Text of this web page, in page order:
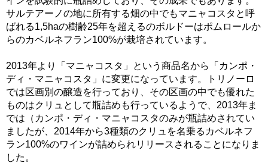
サルテアーノの地に所有する畑の中でもマニャコスタと呼
ばれる1,5haの樹齢25年を超えるのボルドーはポムロールか
らのカベルネフラン100%が栽培されています。
2013年より「マニャコスタ」という商品名から「カンポ・
ディ・マニャコスタ」に変更になっています。トリノーロ
では区画別の醸造を行っており、その区画の中でも優れた
ものはクリュとして瓶詰めも行っているようで、2013年ま
では（カンポ・ディ・マニャコスタのみが瓶詰めされてい
ましたが、2014年から3種類のクリュを名乗るカベルネフ
ラン100%のワインが詰められリリースされることになりま
した。